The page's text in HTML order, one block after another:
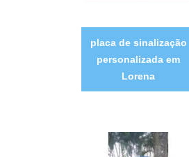
placa de sinalização
personalizada em
Lorena